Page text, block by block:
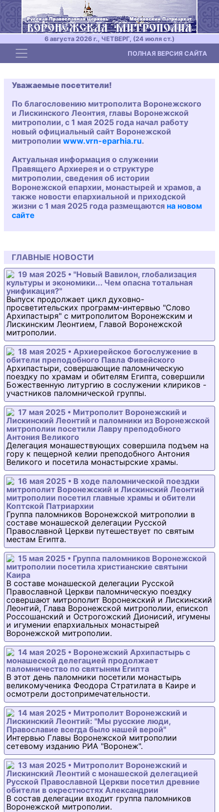
6 августа 2026 г., ЧЕТВЕРГ, (24 июля ст.)
Toggle navigation ПОЛНАЯ ВЕРСИЯ САЙТА
Уважаемые посетители!
По благословению митрополита Воронежского
и Лискинского Леонтия, главы Воронежской
митрополии, с 1 мая 2025 года начал работу
новый официальный сайт Воронежской
митрополии www.vrn-eparhia.ru.
Актуальная информация о служении
Правящего Архиерея и о структуре
митрополии, сведения об истории
Воронежской епархии, монастырей и храмов, а
также новости епархиальной и приходской
жизни с 1 мая 2025 года размещаются на новом
сайте
ГЛАВНЫЕ НОВОСТИ
19 мая 2025 • "Новый Вавилон, глобализация
культуры и экономики... Чем опасна тотальная
унификация?"
Выпуск продолжает цикл духовно-
просветительских программ-интервью "Слово
Архипастыря" с митрополитом Воронежским и
Лискинским Леонтием, Главой Воронежской
митрополии.
18 мая 2025 • Архиерейское богослужение в
обители преподобного Павла Фивейского
Архипастыри, совершающие паломническую
поездку по храмам и обителям Египта, совершили
Божественную литургию в сослужении клириков -
участников паломнической группы.
17 мая 2025 • Митрополит Воронежский и
Лискинский Леонтий и паломники из Воронежской
митрополии посетили Лавру преподобного
Антония Великого
Делегация монашествующих совершила подъем на
гору к пещерной келии преподобного Антония
Великого и посетила монастырские храмы.
16 мая 2025 • В ходе паломнической поездки
митрополит Воронежский и Лискинский Леонтий
митрополии посетил главные храмы и обители
Коптской Патриархии
Группа паломников Воронежской митрополии в
составе монашеской делегации Русской
Православной Церкви путешествует по святым
местам Египта.
15 мая 2025 • Группа паломников Воронежской
митрополии посетила христианские святыни
Каира
В составе монашеской делегации Русской
Православной Церкви паломническую поездку
совершают митрополит Воронежский и Лискинский
Леонтий, Глава Воронежской митрополии, епископ
Россошанский и Острогожский Дионисий, игумены
и игумении епархиальных монастырей
Воронежской митрополии.
14 мая 2025 • Воронежский Архипастырь с
монашеской делегацией продолжает
паломничество по святыням Египта
В этот день паломники посетили монастырь
великомученика Феодора Стратилата в Каире и
осмотрели достопримечательности.
14 мая 2025 • Митрополит Воронежский и
Лискинский Леонтий: "Мы русские люди,
Православие всегда было нашей верой"
Интервью Главы Воронежской митрополии
сетевому изданию РИА "Воронеж".
13 мая 2025 • Митрополит Воронежский и
Лискинский Леонтий с монашеской делегацией
Русской Православной Церкви посетил древние
обители в окрестностях Александрии
В состав делегации входит группа паломников
Воронежской митрополии.